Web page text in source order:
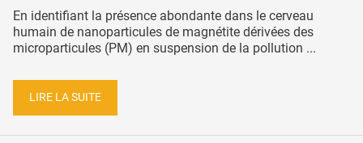
En identifiant la présence abondante dans le cerveau
humain de nanoparticules de magnétite dérivées des
microparticules (PM) en suspension de la pollution ...
LIRE LA SUITE